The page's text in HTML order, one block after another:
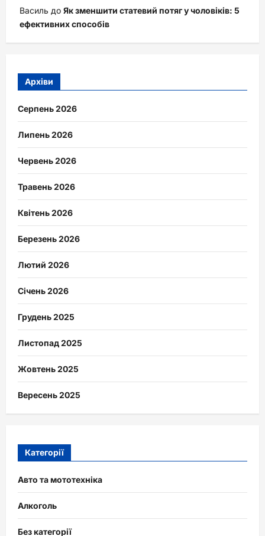
Василь до Як зменшити статевий потяг у чоловіків: 5
ефективних способів
Архіви
Серпень 2026
Липень 2026
Червень 2026
Травень 2026
Квітень 2026
Березень 2026
Лютий 2026
Січень 2026
Грудень 2025
Листопад 2025
Жовтень 2025
Вересень 2025
Категорії
Авто та мототехніка
Алкоголь
Без категорії